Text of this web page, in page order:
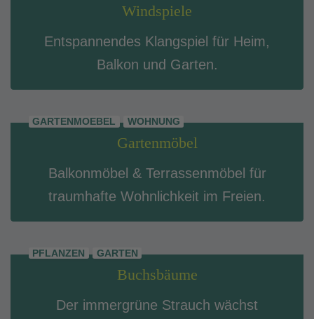
Windspiele
Entspannendes Klangspiel für Heim,
Balkon und Garten.
GARTENMOEBEL WOHNUNG
Gartenmöbel
Balkonmöbel & Terrassenmöbel für
traumhafte Wohnlichkeit im Freien.
PFLANZEN GARTEN
Buchsbäume
Der immergrüne Strauch wächst